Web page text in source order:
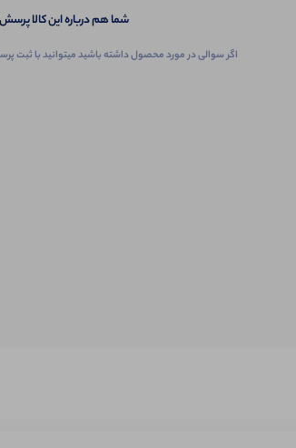
شما هم درباره این کالا
اگر سوالی در مورد محصول داشته باشید میتوانید با ثبت